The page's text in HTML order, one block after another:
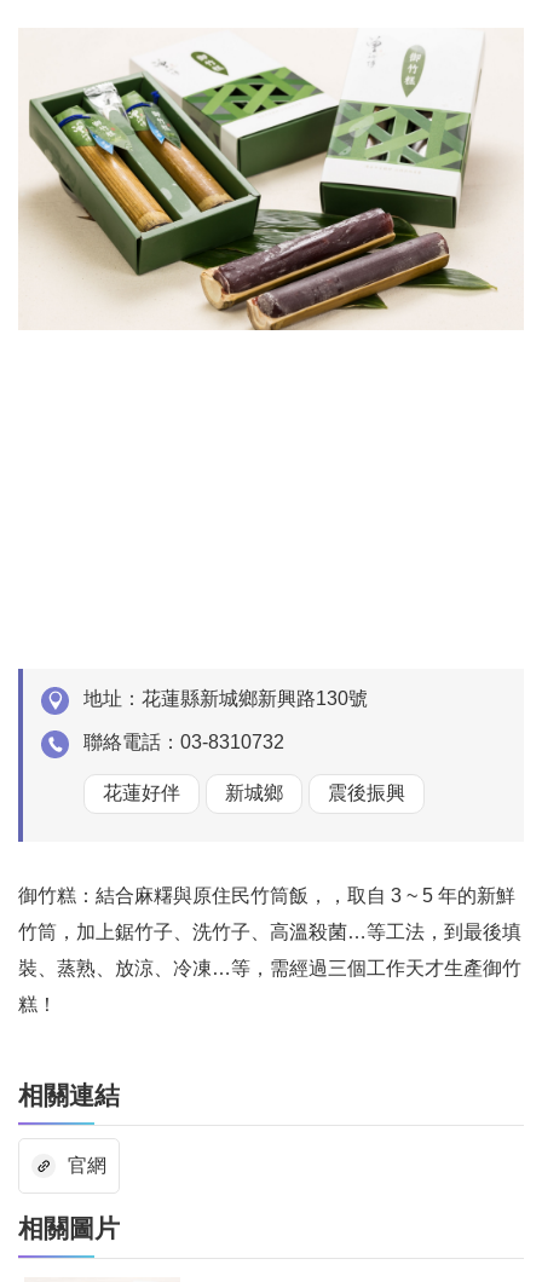
地址： 花蓮縣新城鄉新興路130號
聯絡電話： 03-8310732
花蓮好伴 新城鄉 震後振興
御竹糕：結合麻糬與原住民竹筒飯，，取自 3 ~ 5 年的新鮮
竹筒，加上鋸竹子、洗竹子、高溫殺菌…等工法，到最後填
裝、蒸熟、放涼、冷凍…等，需經過三個工作天才生產御竹
糕！
相關連結
官網
相關圖片